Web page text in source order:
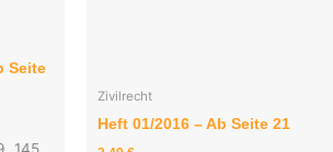
Seite
Zivilrecht
Heft 01/2016 – Ab Seite 21